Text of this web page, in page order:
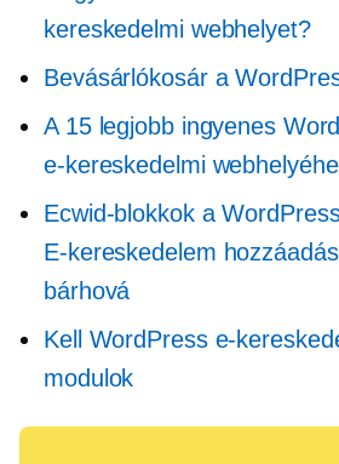
kereskedelmi webhelyet?
Bevásárlókosár a
A 15 legjobb ingyenes
e-kereskedelmi
Ecwid-blokkok a
E-kereskedelem
bárhová
KellWordPress e-
modulok